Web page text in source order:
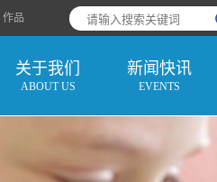
作品
关于我们
ABOUT US
新闻快讯
EVENTS